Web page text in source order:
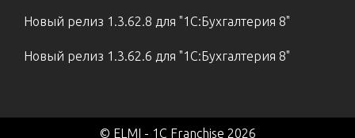
Новый релиз 1.3.62.8 для "1С:Бухгалтерия 8"
Новый релиз 1.3.62.6 для "1С:Бухгалтерия 8"
© ELMI - 1C Franchise 2026